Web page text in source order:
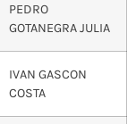
PEDRO
GOTANEGRA JULIA
IVAN GASCON
COSTA